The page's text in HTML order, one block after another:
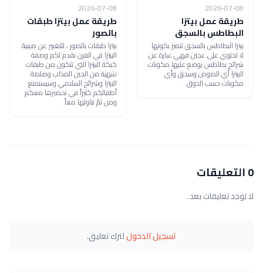
2026-07-08
طريقة عمل بيتزا
البطاطس بالسجق
بيتزا البطاطس بالسجق تتميز بكونها
لا تحتوي على عجين فهي عبارة عن
شرائح بطاطس يوضع عليها مكونات
البيتزا أي الصوص وسجق وأي
مكونات حسب الذوق .
2026-07-08
طريقة عمل بيتزا طبقات
بالصور
بيتزا طبقات بالصور ، للتغيير عن صينية
البيتزا في الفرن نقدم لكم وصفة
كيكة البيتزا التي تتكون من طبقات
شهية من الجبن المذاب وصلصة
البيتزا وشرائح السلامي وسيستمتع
أطفالكم كثيراً في تحضيرها معكم
ومن ثمّ تناولها معاً .
0 التعليقات
لا توجد تعليقات بعد.
تسجيل الدخوللترك تعليق.